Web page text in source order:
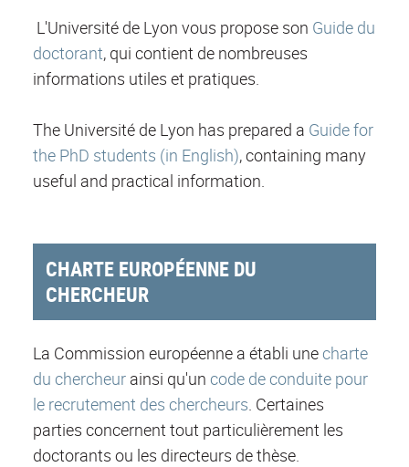
L'Université de Lyon vous propose son Guide du
doctorant, qui contient de nombreuses
informations utiles et pratiques.
The Université de Lyon has prepared a Guide for
the PhD students (in English), containing many
useful and practical information.
CHARTE EUROPÉENNE DU
CHERCHEUR
La Commission européenne a établi unecharte
du chercheur ainsi qu'un code de conduite pour
le recrutement des chercheurs . Certaines
parties concernent tout particulièrement les
doctorants ou les directeurs de thèse.